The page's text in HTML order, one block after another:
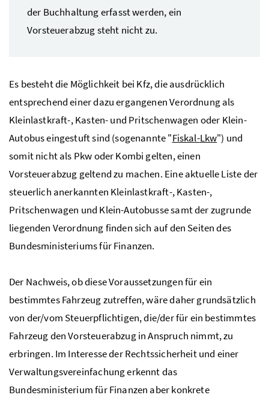
der Buchhaltung erfasst werden, ein
Vorsteuerabzug steht nicht zu.
Es besteht die Möglichkeit bei Kfz, die ausdrücklich
entsprechend einer dazu ergangenen Verordnung als
Kleinlastkraft-, Kasten- und Pritschenwagen oder Klein-
Autobus eingestuft sind (sogenannte "Fiskal-Lkw") und
somit nicht als Pkwoder Kombi gelten, einen
Vorsteuerabzug geltend zu machen. Eine aktuelle Liste der
steuerlich anerkannten Kleinlastkraft-, Kasten-,
Pritschenwagen und Klein-Autobusse samt der zugrunde
liegenden Verordnung finden sich auf den Seiten des
Bundesministeriums für Finanzen.
Der Nachweis, ob diese Voraussetzungen für ein
bestimmtes Fahrzeug zutreffen, wäre daher grundsätzlich
von der/vom Steuerpflichtigen, die/der für ein bestimmtes
Fahrzeug den Vorsteuerabzug in Anspruch nimmt, zu
erbringen. Im Interesse der Rechtssicherheit und einer
Verwaltungsvereinfachung erkennt das
Bundesministerium für Finanzen aber konkrete